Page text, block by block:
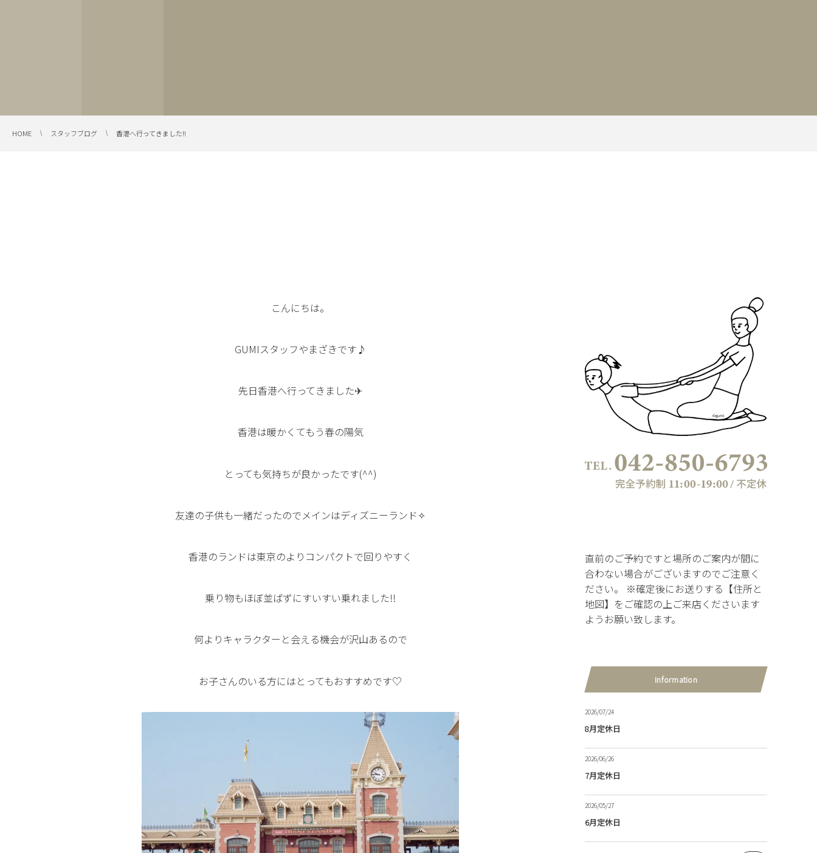
HOME スタッフブログ 香港へ行ってきました!!
こんにちは。
GUMIスタッフやまざきです♪
先日香港へ行ってきました✈
香港は暖かくてもう春の陽気
とっても気持ちが良かったです(^^)
友達の子供も一緒だったのでメインはディズニーランド✧
香港のランドは東京のよりコンパクトで回りやすく
乗り物もほぼ並ばずにすいすい乗れました!!
何よりキャラクターと会える機会が沢山あるので
お子さんのいる方にはとってもおすすめです♡
直前のご予約ですと場所のご案内が間に
合わない場合がございますのでご注意く
ださい。 ※確定後にお送りする【住所と
地図】をご確認の上ご来店くださいます
ようお願い致します。
Information
2026/07/24
8月定休日
2026/06/26
7月定休日
2026/05/27
6月定休日